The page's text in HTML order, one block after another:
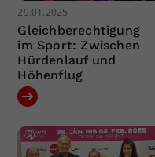
29.01.2025
Gleichberechtigung
im Sport: Zwischen
Hürdenlauf und
Höhenflug